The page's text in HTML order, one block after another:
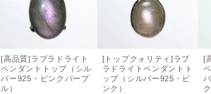
[高品質]ラブラドライト
ペンダントトップ（シル
バー925・ピンクパープ
ル）
[トップクォリティ]ラブ
ラドライトペンダントト
ップ（シルバー925・ピ
ンク）
[